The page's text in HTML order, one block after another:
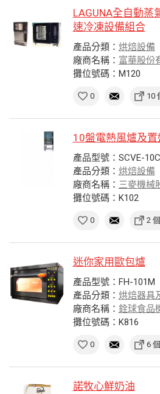
LAGUNA全自動蒸
速冷凍設備組合
產品分類： 烘焙設備
廠商名稱： 富華股份
攤位號碼：M120
0 10
10盤電熱風爐及置
產品型號：SCVE-
產品分類： 烘焙設備
廠商名稱： 三麥機械
攤位號碼：K102
0 2
迷你家用歐包爐
產品型號：FH-101M
產品分類： 烘焙器具
廠商名稱： 銓球食品
攤位號碼：K816
0 6
諾牧心鮮奶油